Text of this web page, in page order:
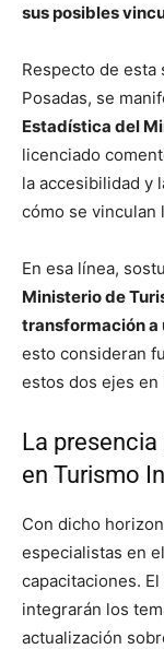
sus posibles
Respecto de
Posadas, se
Estadística del
licenciado
la accesibilidad y
cómo se vinculan
En esa línea,
Ministerio de
transformación
esto consideran
estos dos ejes
La
en Turismo
Con dicho
especialistas en
capacitaciones.
integrarán los
actualización